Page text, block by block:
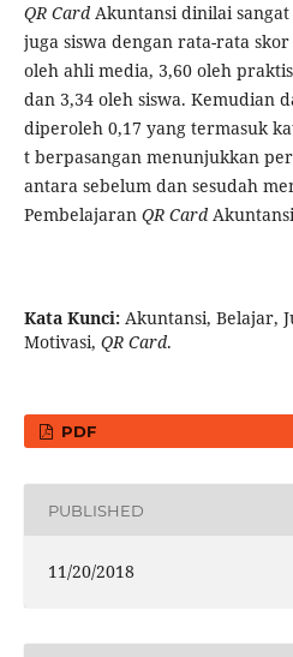
QR Card Akuntansi dinilai
juga siswa dengan rata-rata
oleh ahli media, 3,60 oleh
dan 3,34 oleh siswa. Kemudian
diperoleh 0,17 yang termasuk
t berpasangan menunjukkan
antara sebelum dan sesudah
Pembelajaran QR Card
Kata Kunci:Akuntansi, Belajar,
Motivasi, QR Card.
PDF
PUBLISHED
11/20/2018